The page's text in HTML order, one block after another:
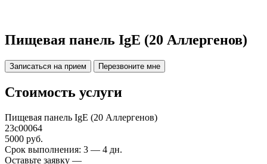
Пищевая панель IgE (20 Аллергенов)
Записаться на прием Перезвоните мне
Стоимость услуги
Пищевая панель IgE (20 Аллергенов)
23c00064
5000 руб.
Срок выполнения: 3 — 4 дн.
Оставьте заявку —